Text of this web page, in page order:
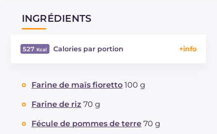
INGRÉDIENTS
527 Calories par portion
Dont sucres
Protéine
dont acides gras saturés g
Farine de maïs fioretto 100 g
Farine de riz 70 g
Fécule de pommes de terre 70 g